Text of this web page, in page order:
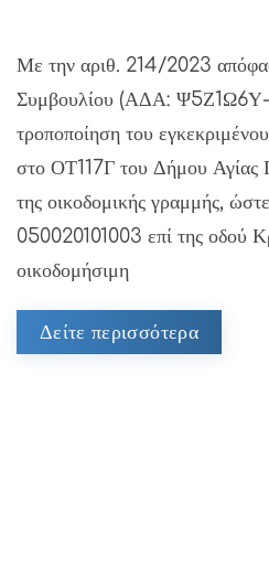
Με την αριθ. 214/2023
Συμβουλίου (ΑΔΑ: Ψ5Ζ1Ω6Υ-
τροποποίηση του
στο ΟΤ117Γ του Δήμου Αγίας
της οικοδομικής γραμμής,
050020101003 επί της οδού
οικοδομήσιμη
Δείτε περισσότερα